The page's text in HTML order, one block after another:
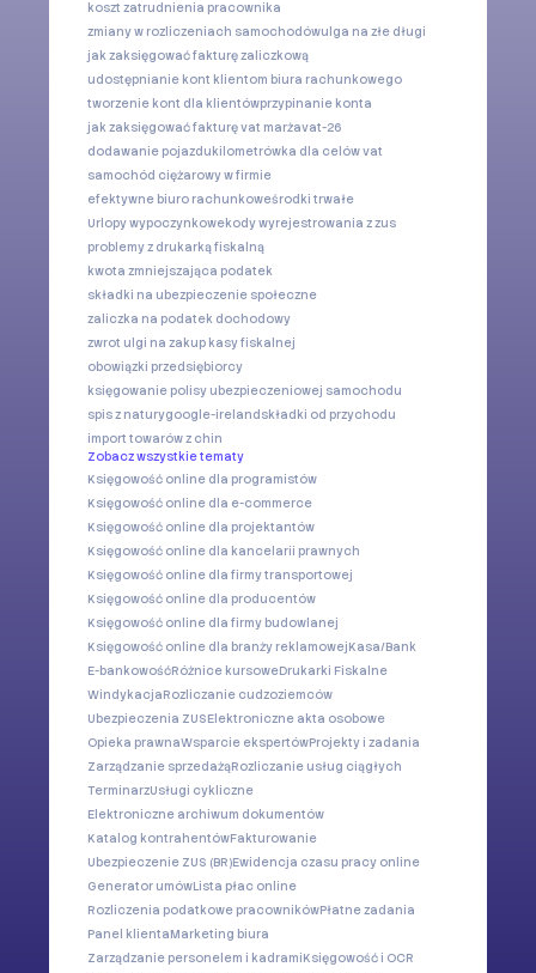
koszt zatrudnienia pracownika
zmiany w rozliczeniach samochodówulga na złe długi
jak zaksięgować fakturę zaliczkową
udostępnianie kont klientom biura rachunkowego
tworzenie kont dla klientówprzypinanie konta
jak zaksięgować fakturę vat marżavat-26
dodawanie pojazdu kilometrówka dla celów vat
samochód ciężarowy w firmie
efektywne biuro rachunkoweśrodki trwałe
Urlopy wypoczynkowekody wyrejestrowania z zus
problemy z drukarką fiskalną
kwota zmniejszająca podatek
składki na ubezpieczenie społeczne
zaliczka na podatek dochodowy
zwrot ulgi na zakup kasy fiskalnej
obowiązki przedsiębiorcy
księgowanie polisy ubezpieczeniowej samochodu
spis z naturygoogle-ireland składki od przychodu
import towarów z chin
Zobacz wszystkie tematy
Księgowość online dla programistów
Księgowość online dla e-commerce
Księgowość online dla projektantów
Księgowość online dla kancelarii prawnych
Księgowość online dla firmy transportowej
Księgowość online dla producentów
Księgowość online dla firmy budowlanej
Księgowość online dla branży reklamowejKasa/Bank
E-bankowośćRóżnice kursoweDrukarki Fiskalne
WindykacjaRozliczanie cudzoziemców
Ubezpieczenia ZUSElektroniczne akta osobowe
Opieka prawnaWsparcie ekspertówProjekty i zadania
Zarządzanie sprzedażąRozliczanie usług ciągłych
TerminarzUsługi cykliczne
Elektroniczne archiwum dokumentów
Katalog kontrahentówFakturowanie
Ubezpieczenie ZUS (BR)Ewidencja czasu pracy online
Generator umówLista płac online
Rozliczenia podatkowe pracownikówPłatne zadania
Panel klientaMarketing biura
Zarządzanie personelem i kadramiKsięgowość i OCR